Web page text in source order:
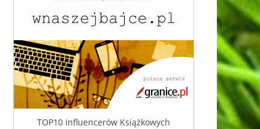
TOP10 Influencerów Książkowych